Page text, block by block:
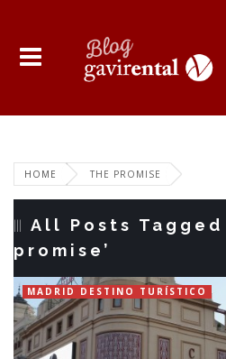
HOME THE PROMISE
All Posts Tagged
promise’
MADRID DESTINO TURÍSTICO